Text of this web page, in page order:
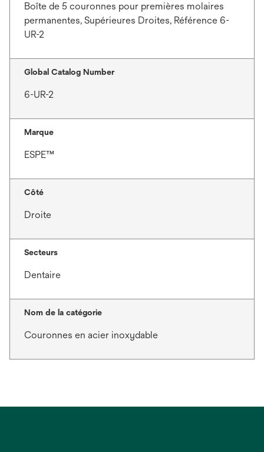
Boîte de 5 couronnes pour premières molaires
permanentes, Supérieures Droites, Référence 6-
UR-2
Global Catalog Number
6-UR-2
Marque
ESPE™
Côté
Droite
Secteurs
Dentaire
Nom de la catégorie
Couronnes en acier inoxydable